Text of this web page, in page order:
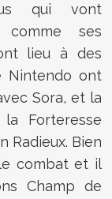
qui vont
comme ses
lieu à des
Nintendo ont
Sora, et la
Forteresse
Radieux. Bien
combat et il
Champ de